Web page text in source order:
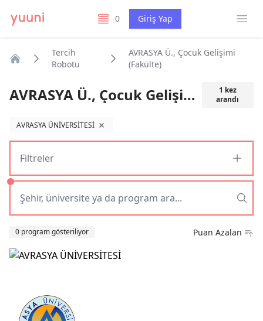
0
listelerim Giriş Yap
Tercih
Robotu
AVRASYA Ü., Çocuk Gelişimi
(Fakülte)
AVRASYA Ü., Çocuk Gelişimi (Fakülte) 1 kez
arandı
AVRASYA ÜNİVERSİTESİ filtreyi kaldır
Filtreler
0 program gösteriliyor Puan Azalan